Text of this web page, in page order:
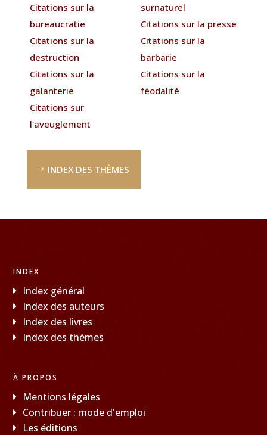
Citations sur la
bureaucratie
Citations sur la
destruction
Citations sur la
galanterie
Citations sur
l'aveuglement
surnaturel
Citations sur la presse
Citations sur la
barbarie
Citations sur la
féodalité
INDEX DES THÈMES
INDEX
Index général
Index des auteurs
Index des livres
Index des thèmes
À PROPOS
Mentions légales
Contribuer : mode d'emploi
Les éditions